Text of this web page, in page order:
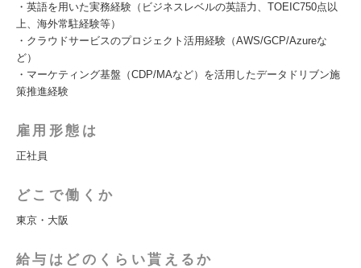
・英語を用いた実務経験（ビジネスレベルの英語力、TOEIC750点以
上、海外常駐経験等）
・クラウドサービスのプロジェクト活用経験（AWS/GCP/Azureな
ど）
・マーケティング基盤（CDP/MAなど）を活用したデータドリブン施
策推進経験
雇用形態は
正社員
どこで働くか
東京・大阪
給与はどのくらい貰えるか